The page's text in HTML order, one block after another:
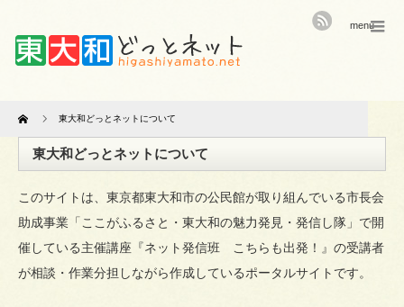
menu
Home 東大和どっとネットについて
東大和どっとネットについて
このサイトは、東京都東大和市の公民館が取り組んでいる市長会
助成事業「ここがふるさと・東大和の魅力発見・発信し隊」で開
催している主催講座『ネット発信班 こちらも出発！』の受講者
が相談・作業分担しながら作成しているポータルサイトです。